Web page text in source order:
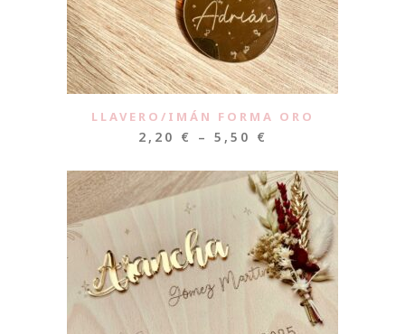
LLAVERO/IMÁN FORMA ORO
2,20 € – 5,50 €